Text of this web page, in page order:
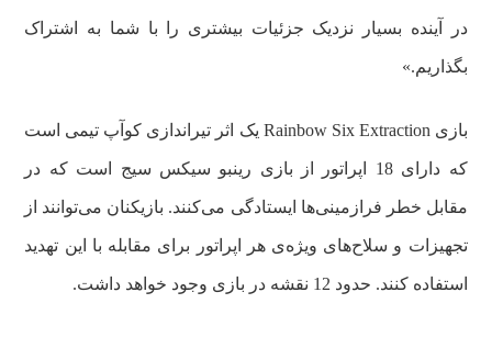
در آینده بسیار نزدیک جزئیات بیشتری را با شما به اشتراک
بگذاریم.»
بازی Rainbow Six Extraction یک اثر تیراندازی کوآپ تیمی است
که دارای 18 اپراتور از بازی رینبو سیکس سیج است که در
مقابل خطر فرازمینی‌ها ایستادگی می‌کنند. بازیکنان می‌توانند از
تجهیزات و سلاح‌های ویژه‌ی هر اپراتور برای مقابله با این تهدید
استفاده کنند. حدود 12 نقشه در بازی وجود خواهد داشت.